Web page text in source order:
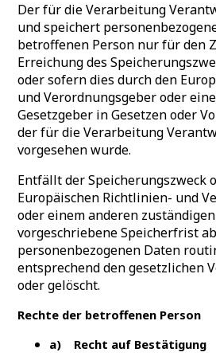
Der für die Verarbeitung
und speichert
betroffenen Person nur für den
Erreichung des
oder sofern dies durch den
und Verordnungsgeber oder
Gesetzgeber in Gesetzen oder
der für die Verarbeitung
vorgesehen wurde.
Entfällt der Speicherungszweck
Europäischen Richtlinien- und
oder einem anderen
vorgeschriebene Speicherfrist
personenbezogenen Daten
entsprechend den gesetzlichen
oder gelöscht.
Rechte der betroffenen Person
a) Recht auf Bestätigung